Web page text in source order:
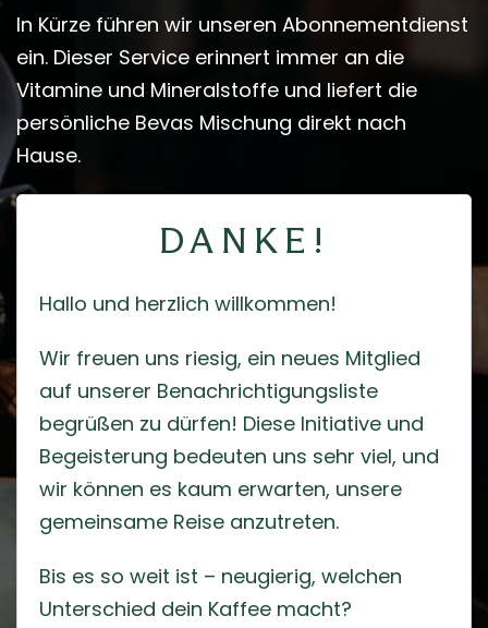
In Kürze führen wir unseren Abonnementdienst
ein. Dieser Service erinnert immer an die
Vitamine und Mineralstoffe und liefert die
persönliche Bevas Mischung direkt nach
Hause.
DANKE!
Hallo und herzlich willkommen!
Wir freuen uns riesig, ein neues Mitglied
auf unserer Benachrichtigungsliste
begrüßen zu dürfen! Diese Initiative und
Begeisterung bedeuten uns sehr viel, und
wir können es kaum erwarten, unsere
gemeinsame Reise anzutreten.
Bis es so weit ist – neugierig, welchen
Unterschied dein Kaffee macht?